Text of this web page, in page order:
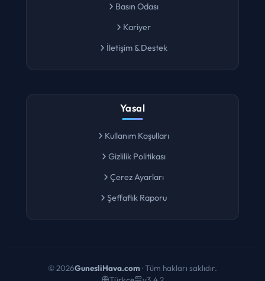
Basın Odası
Kariyer
İletişim & Destek
Yasal
Kullanım Koşulları
Gizlilik Politikası
Çerez Ayarları
Şeffaflık Raporu
© 2026GunesliHava.com· Tüm hakları saklıdır.